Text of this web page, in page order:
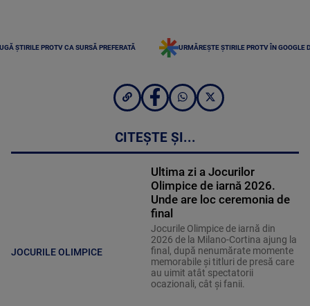
ȘTIRILE PROTV CA SURSĂ PREFERATĂ URMĂREȘTE ȘTIRILE PROTV ÎN GOOGLE
CITEȘTE ȘI...
JOCURILE OLIMPICE
Ultima zi a Jocurilor
Olimpice de iarnă 2026.
Unde are loc ceremonia de
final
Jocurile Olimpice de iarnă din
2026 de la Milano-Cortina ajung la
final, după nenumărate momente
memorabile și titluri de presă care
au uimit atât spectatorii
ocazionali, cât și fanii.